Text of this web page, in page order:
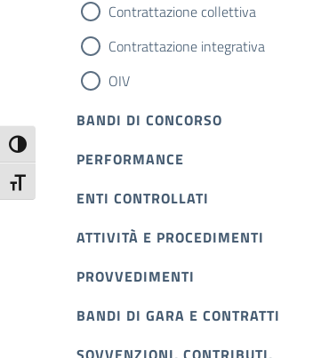
Attiva/disattiva alto contrasto
Attiva/disattiva dimensione testo
Contrattazione collettiva
Contrattazione integrativa
OIV
BANDI DI CONCORSO
PERFORMANCE
ENTI CONTROLLATI
ATTIVITÀ E PROCEDIMENTI
PROVVEDIMENTI
BANDI DI GARA E CONTRATTI